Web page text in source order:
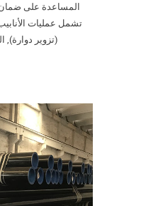
المساعدة على ضمان
تشمل عمليات
(تزوير دوارة),